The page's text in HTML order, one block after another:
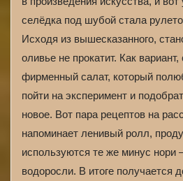
селёдка под шубой стала
Исходя из вышесказанного,
оливье не прокатит. Как
фирменный салат, который
пойти на эксперимент и
новое. Вот пара рецептов на
напоминает ленивый ролл,
используются те же минус
водоросли. В итоге получается